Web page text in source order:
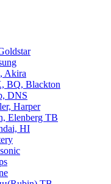
Akira
BQ, Blackton
DNS
Harper
Elenberg ТВ
HI